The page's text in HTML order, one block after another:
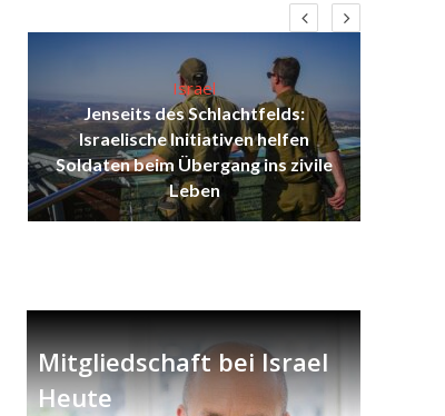
Israel
Jenseits des Schlachtfelds:
Israelische Initiativen helfen
Soldaten beim Übergang ins zivile
Leben
Mitgliedschaft bei Israel
Heute